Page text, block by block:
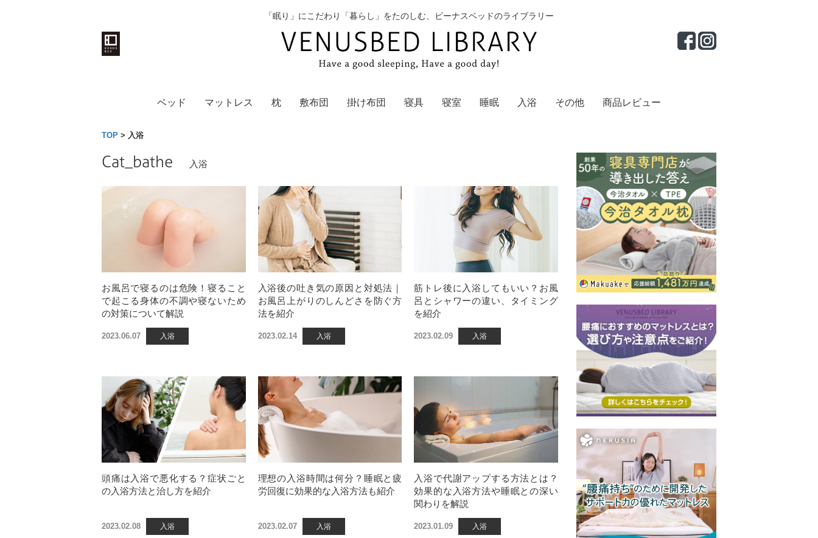
「眠り」にこだわり「暮らし」をたのしむ、ビーナスベッドのライブラリー
ベッド マットレス 枕 敷布団 掛け布団 寝具 寝室 睡眠 入浴 その他 商品レビュー
TOP > 入浴
Cat_bathe 入浴
お風呂で寝るのは危険！寝ること
で起こる身体の不調や寝ないため
の対策について解説
2023.06.07 入浴
入浴後の吐き気の原因と対処法｜
お風呂上がりのしんどさを防ぐ方
法を紹介
2023.02.14 入浴
筋トレ後に入浴してもいい？お風
呂とシャワーの違い、タイミング
を紹介
2023.02.09 入浴
頭痛は入浴で悪化する？症状ごと
の入浴方法と治し方を紹介
2023.02.08 入浴
理想の入浴時間は何分？睡眠と疲
労回復に効果的な入浴方法も紹介
2023.02.07 入浴
入浴で代謝アップする方法とは？
効果的な入浴方法や睡眠との深い
関わりを解説
2023.01.09 入浴